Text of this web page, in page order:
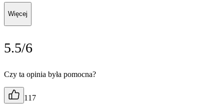
Więcej
5.5/6
Czy ta opinia była pomocna?
117